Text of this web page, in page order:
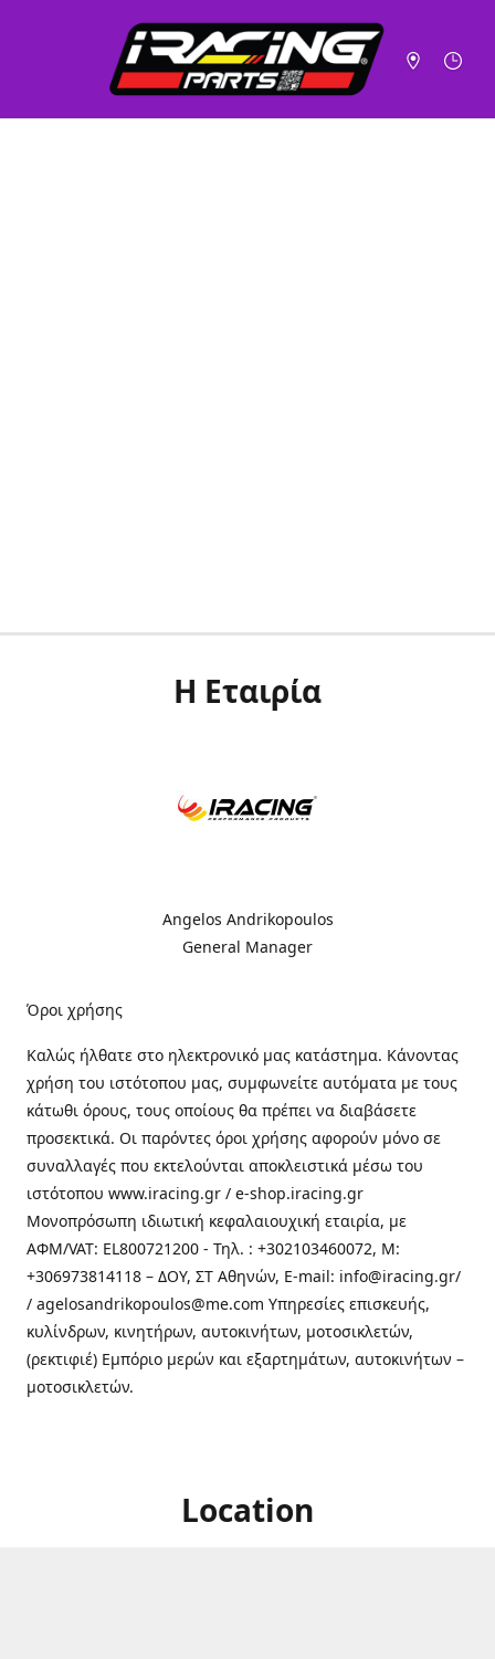
Η Εταιρία
Angelos Andrikopoulos
General Manager
Όροι χρήσης
Καλώς ήλθατε στo ηλεκτρονικό μας κατάστημα. Κάνοντας
χρήση του ιστότοπου μας, συμφωνείτε αυτόματα με τους
κάτωθι όρους, τους οποίους θα πρέπει να διαβάσετε
προσεκτικά. Οι παρόντες όροι χρήσης αφορούν μόνο σε
συναλλαγές που εκτελούνται αποκλειστικά μέσω του
ιστότοπου www.iracing.gr / e-shop.iracing.gr
Μονοπρόσωπη ιδιωτική κεφαλαιουχική εταιρία, με
ΑΦΜ/VAT: EL800721200 - Τηλ. : +302103460072, M:
+306973814118 – ΔΟΥ, ΣΤ Αθηνών, E-mail: info@iracing.gr/
/ agelosandrikopoulos@me.com Υπηρεσίες επισκευής,
κυλίνδρων, κινητήρων, αυτοκινήτων, μοτοσικλετών,
(ρεκτιφιέ) Εμπόριο μερών και εξαρτημάτων, αυτοκινήτων –
μοτοσικλετών.
Location